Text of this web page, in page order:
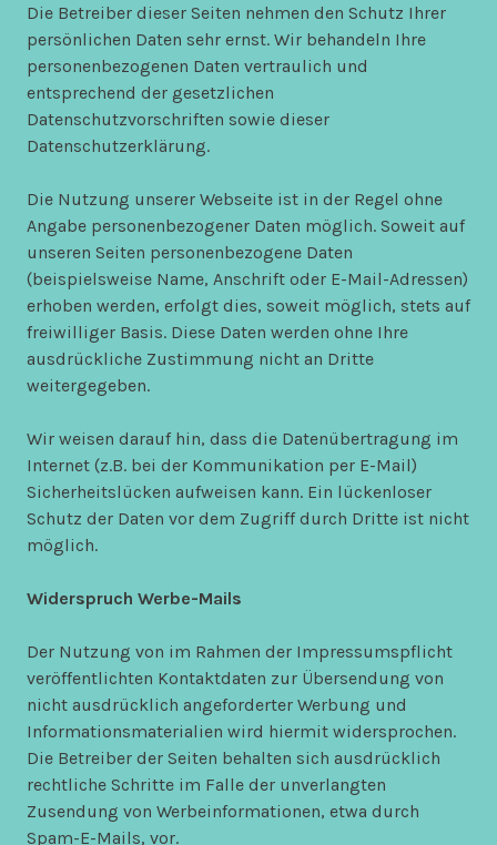
Die Betreiber dieser Seiten nehmen den Schutz Ihrer
persönlichen Daten sehr ernst. Wir behandeln Ihre
personenbezogenen Daten vertraulich und
entsprechend der gesetzlichen
Datenschutzvorschriften sowie dieser
Datenschutzerklärung.
Die Nutzung unserer Webseite ist in der Regel ohne
Angabe personenbezogener Daten möglich. Soweit auf
unseren Seiten personenbezogene Daten
(beispielsweise Name, Anschrift oder E-Mail-Adressen)
erhoben werden, erfolgt dies, soweit möglich, stets auf
freiwilliger Basis. Diese Daten werden ohne Ihre
ausdrückliche Zustimmung nicht an Dritte
weitergegeben.
Wir weisen darauf hin, dass die Datenübertragung im
Internet (z.B. bei der Kommunikation per E-Mail)
Sicherheitslücken aufweisen kann. Ein lückenloser
Schutz der Daten vor dem Zugriff durch Dritte ist nicht
möglich.
Widerspruch Werbe-Mails
Der Nutzung von im Rahmen der Impressumspflicht
veröffentlichten Kontaktdaten zur Übersendung von
nicht ausdrücklich angeforderter Werbung und
Informationsmaterialien wird hiermit widersprochen.
Die Betreiber der Seiten behalten sich ausdrücklich
rechtliche Schritte im Falle der unverlangten
Zusendung von Werbeinformationen, etwa durch
Spam-E-Mails, vor.